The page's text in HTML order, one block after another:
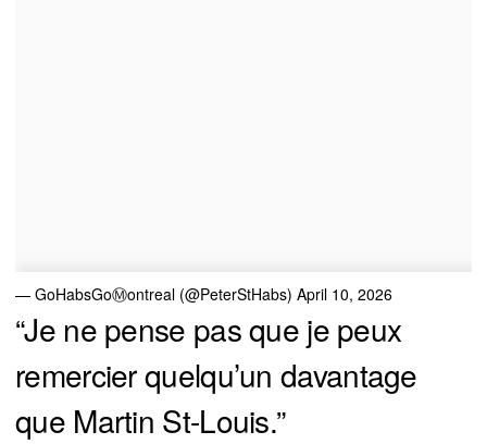
— GoHabsGoⓂ️ontreal (@PeterStHabs) April 10, 2026
“Je ne pense pas que je peux
remercier quelqu’un davantage
que Martin St-Louis.”